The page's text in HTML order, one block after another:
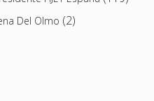
Del Olmo (2)